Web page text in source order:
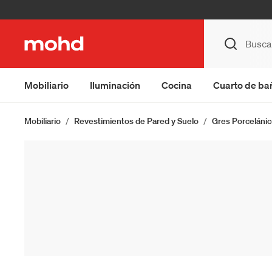
Mobiliario Iluminación Cocina Cuarto de
Mobiliario Revestimientos de Pared y Suelo Gres